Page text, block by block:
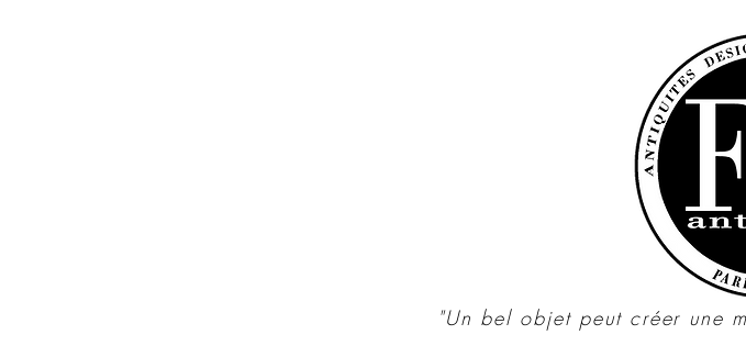
"Un bel objet peut créer une